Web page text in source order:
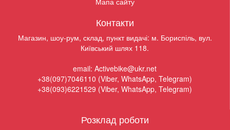
Контакти
Магазин, шоу-рум, склад, пункт видачі: м. Бориспіль, вул.
Київський шлях 118.
email: Activebike@ukr.net
+38(097)7046110 (Viber, WhatsApp, Telegram)
+38(093)6221529 (Viber, WhatsApp, Telegram)
Розклад роботи